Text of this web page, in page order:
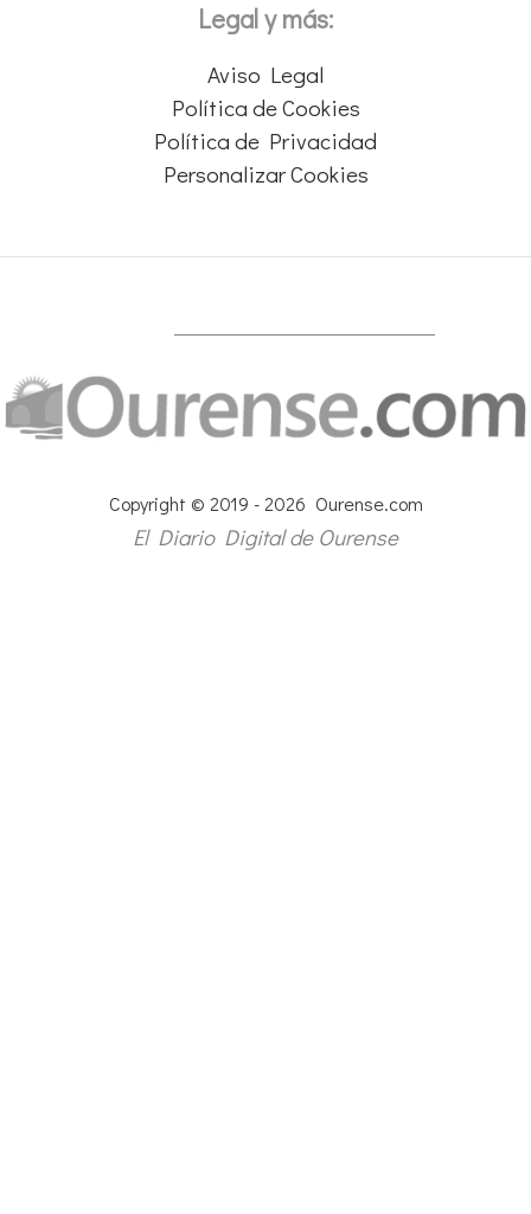
Legal y más:
Aviso Legal
Política de Cookies
Política de Privacidad
Personalizar Cookies
Copyright © 2019 - 2026 Ourense.com
El Diario Digital de Ourense